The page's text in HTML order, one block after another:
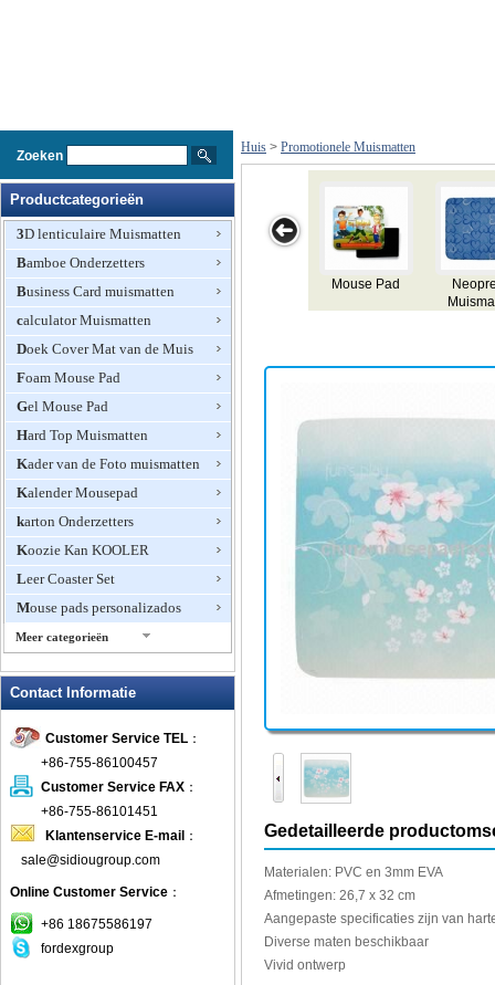
Zoeken
Productcategorieën
3D lenticulaire Muismatten
Bamboe Onderzetters
Business Card muismatten
calculator Muismatten
Doek Cover Mat van de Muis
Foam Mouse Pad
Gel Mouse Pad
Hard Top Muismatten
Kader van de Foto muismatten
Kalender Mousepad
karton Onderzetters
Koozie Kan KOOLER
Leer Coaster Set
Mouse pads personalizados
Meer categorieën
Multifunctionele muismat
Op maat gemaakte Onderzetters
Opmerking Papier Muismatten
Oversize Muismatten
Polssteun muismatten
Promotionele Muismatten
promotionele Onderzetters
Rubber stootkussen van de Muis
RVS Onderzetters
Contact Informatie
Customer Service TEL ：
+86-755-86100457
Customer Service FAX ：
+86-755-86101451
Klantenservice E-mail ：
sale@sidiougroup.com
Online Customer Service ：
+86 18675586197
fordexgroup
Huis > Promotionele Muismatten
Mouse
Lenticulaire 3-
Mouse Pad
Mouse Pad
Gedetailleerde
Materialen: PVC en 3mm EVA
Afmetingen: 26,7 x 32 cm
Aangepaste specificaties zijn van
Diverse maten beschikbaar
Vivid ontwerp